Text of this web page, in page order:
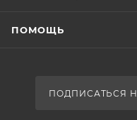
ПОМОЩЬ
ПОДПИСАТЬСЯ